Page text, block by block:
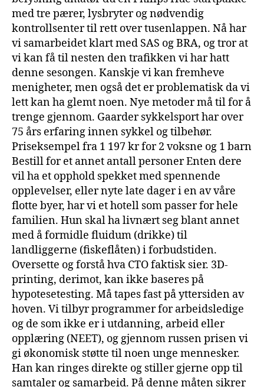
med tre pærer, lysbryter og nødvendig
kontrollsenter til rett over tusenlappen. Nå har
vi samarbeidet klart med SAS og BRA, og tror at
vi kan få til nesten den trafikken vi har hatt
denne sesongen. Kanskje vi kan fremheve
menigheter, men også det er problematisk da vi
lett kan ha glemt noen. Nye metoder må til for å
trenge gjennom. Gaarder sykkelsport har over
75 års erfaring innen sykkel og tilbehør.
Priseksempel fra 1 197 kr for 2 voksne og 1 barn
Bestill for et annet antall personer Enten dere
vil ha et opphold spekket med spennende
opplevelser, eller nyte late dager i en av våre
flotte byer, har vi et hotell som passer for hele
familien. Hun skal ha livnært seg blant annet
med å formidle fluidum (drikke) til
landliggerne (fiskeflåten) i forbudstiden.
Oversette og forstå hva CTO faktisk sier. 3D-
printing, derimot, kan ikke baseres på
hypotese­testing. Må tapes fast på yttersiden av
hoven. Vi tilbyr programmer for arbeidsledige
og de som ikke er i utdanning, arbeid eller
opplæring (NEET), og gjennom russen prisen vi
gi økonomisk støtte til noen unge mennesker.
Han kan ringes direkte og stiller gjerne opp til
samtaler og samarbeid. På denne måten sikrer